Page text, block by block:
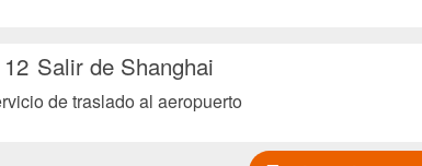
Salir de Shanghai
de traslado al aeropuerto